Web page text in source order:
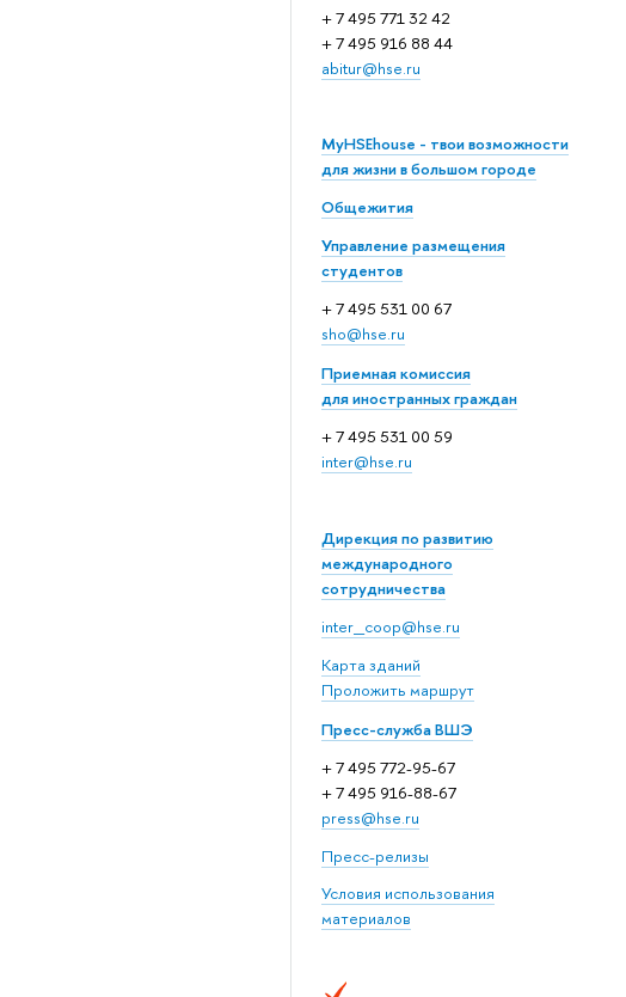
+ 7 495 771 32 42
+ 7 495 916 88 44
abitur@hse.ru
MyHSEhouse - твои возможности
для жизни в большом городе
Общежития
Управление размещения
студентов
+ 7 495 531 00 67
sho@hse.ru
Приемная комиссия
для иностранных граждан
+ 7 495 531 00 59
inter@hse.ru
Дирекция по развитию
международного
сотрудничества
inter_coop@hse.ru
Карта зданий
Проложить маршрут
Пресс-служба ВШЭ
+ 7 495 772-95-67
+ 7 495 916-88-67
press@hse.ru
Пресс-релизы
Условия использования
материалов